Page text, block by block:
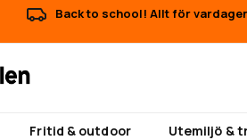
Back to school! Allt för
Fritid & outdoor Utemiljö &